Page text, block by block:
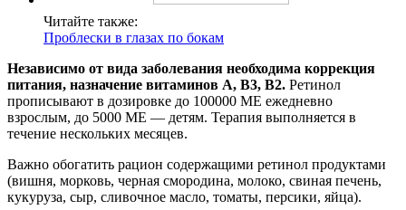
Читайте также:
Проблески в глазах по бокам
Независимо от вида заболевания необходима коррекция
питания, назначение витаминов A, B3, B2. Ретинол
прописывают в дозировке до 100000 МЕ ежедневно
взрослым, до 5000 МЕ — детям. Терапия выполняется в
течение нескольких месяцев.
Важно обогатить рацион содержащими ретинол продуктами
(вишня, морковь, черная смородина, молоко, свиная печень,
кукуруза, сыр, сливочное масло, томаты, персики, яйца).